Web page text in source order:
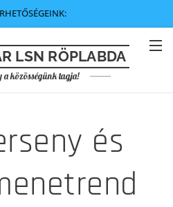
LSN RÖPLABDA
a közösségünk tagja!
és